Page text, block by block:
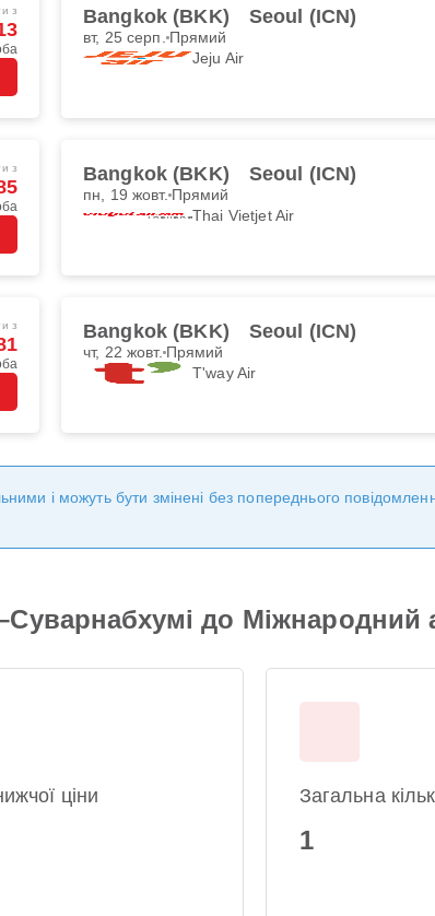
з Bangkok (BKK) Seoul (ICN)
вт, 25 серп. Прямий
Jeju Air
з Bangkok (BKK) Seoul (ICN)
пн, 19 жовт. Прямий
Thai Vietjet Air
з Bangkok (BKK) Seoul (ICN)
чт, 22 жовт. Прямий
T'way Air
і можуть бути змінені без попереднього
до Міжнародний
ціни Загальна
1